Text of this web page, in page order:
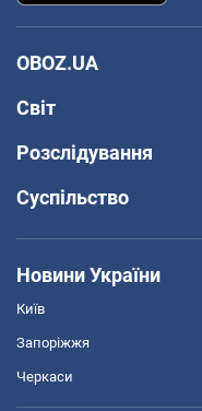
OBOZ.UA
Світ
Розслідування
Суспільство
Новини України
Київ
Запоріжжя
Черкаси